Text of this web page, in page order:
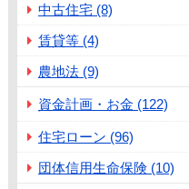
中古住宅 (8)
賃貸等 (4)
農地法 (9)
資金計画・お金 (122)
住宅ローン (96)
団体信用生命保険 (10)